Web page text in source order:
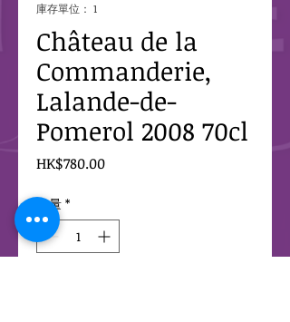
庫存單位： 1
Château de la
Commanderie,
Lalande-de-
Pomerol 2008 70cl
HK$780.00價
數量 *